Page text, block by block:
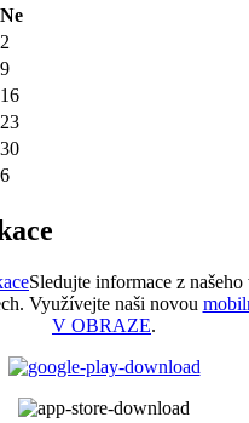
Ne
2
9
16
23
30
6
Sledujte informace z
Využívejte naši novou
V OBRAZE.